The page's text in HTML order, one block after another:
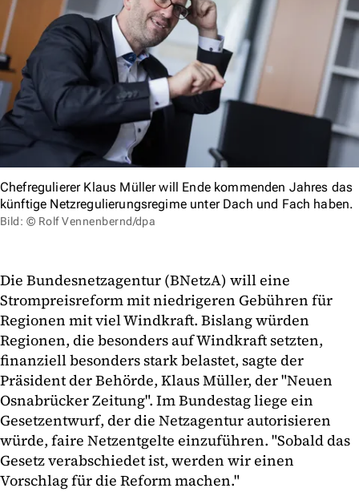
Chefregulierer Klaus Müller will Ende kommenden Jahres das
künftige Netzregulierungsregime unter Dach und Fach haben.
Bild: © Rolf Vennenbernd/dpa
Die Bundesnetzagentur (BNetzA) will eine
Strompreisreform mit niedrigeren Gebühren für
Regionen mit viel Windkraft. Bislang würden
Regionen, die besonders auf Windkraft setzten,
finanziell besonders stark belastet, sagte der
Präsident der Behörde, Klaus Müller, der "Neuen
Osnabrücker Zeitung". Im Bundestag liege ein
Gesetzentwurf, der die Netzagentur autorisieren
würde, faire Netzentgelte einzuführen. "Sobald das
Gesetz verabschiedet ist, werden wir einen
Vorschlag für die Reform machen."